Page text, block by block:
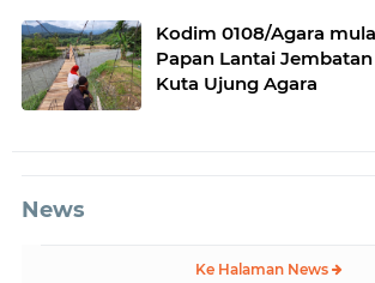
Kodim 0108/Agara
Papan Lantai
Kuta Ujung Agara
News
Ke Halaman News